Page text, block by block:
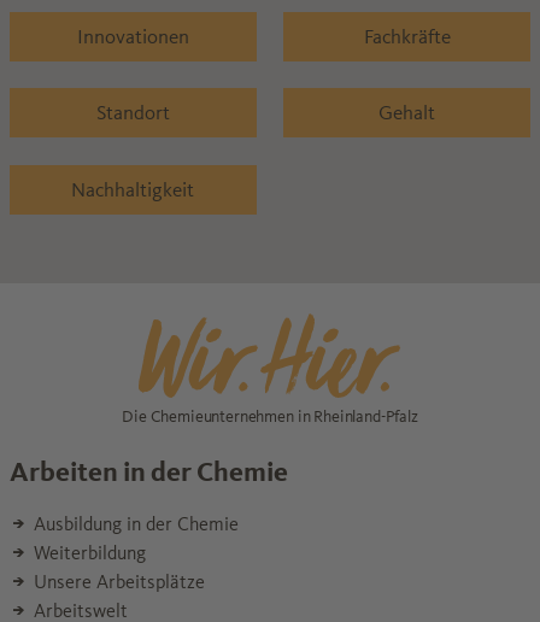
Innovationen Fachkräfte
Standort Gehalt
Nachhaltigkeit
Die Chemieunternehmen in Rheinland-Pfalz
Arbeiten in der Chemie
Ausbildung in der Chemie
Weiterbildung
Unsere Arbeitsplätze
Arbeitswelt